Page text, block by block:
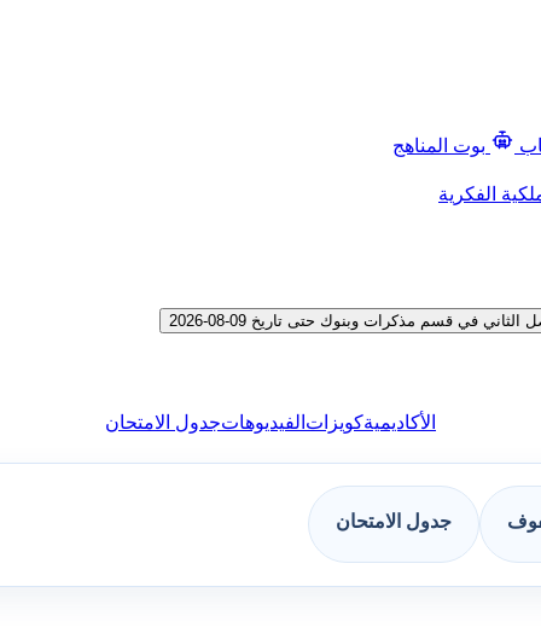
بوت المناهج
الفكرية
في قسم مذكرات وبنوك حتى تاريخ 09-08-2026
الأكاديميةكويزات الفيديوهاتجدول الامتحان
جدول الامتحان